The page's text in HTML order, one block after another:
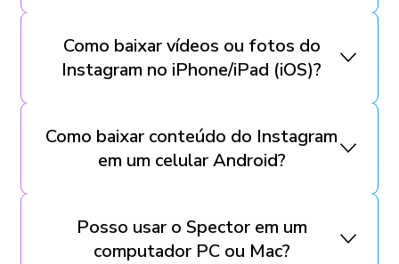
Como baixar vídeos ou fotos do
Instagram no iPhone/iPad (iOS)?
Como baixar conteúdo do Instagram
em um celular Android?
Posso usar o Spector em um
computador PC ou Mac?